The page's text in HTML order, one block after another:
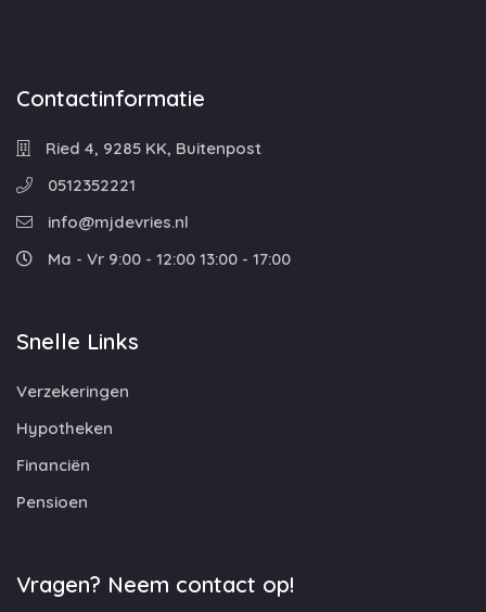
Contactinformatie
Ried 4, 9285 KK, Buitenpost
0512352221
info@mjdevries.nl
Ma - Vr 9:00 - 12:00 13:00 - 17:00
Snelle Links
Verzekeringen
Hypotheken
Financiën
Pensioen
Vragen? Neem contact op!